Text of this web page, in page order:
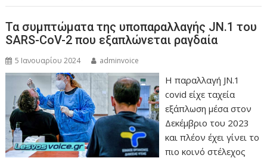
Τα συμπτώματα της υποπαραλλαγής JN.1 του
SARS-CoV-2 που εξαπλώνεται ραγδαία
5 Ιανουαρίου 2024 adminvoice
Η παραλλαγή JN.1
covid είχε ταχεία
εξάπλωση μέσα στον
Δεκέμβριο του 2023
και πλέον έχει γίνει το
πιο κοινό στέλεχος